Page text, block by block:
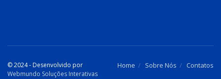
Home Sobre Nós Contatos
© 2024 - Desenvolvido por
Webmundo Soluções Interativas